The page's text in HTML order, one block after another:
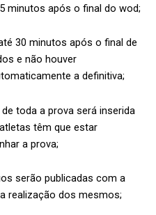
minutos após o final do wod;
30 minutos após o final de
e não houver
a definitiva;
toda a prova será inserida
têm que estar
a prova;
serão publicadas com a
realização dos mesmos;